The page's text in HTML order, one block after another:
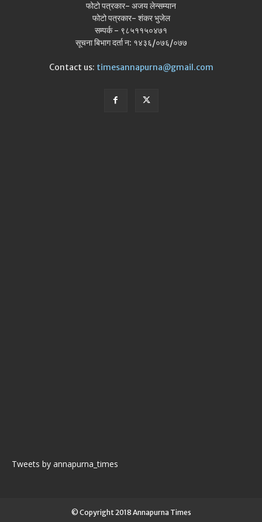
फोटो पत्रकार- अजय लेन्सम्यान
फोटो पत्रकार- शंकर भुजेल
सम्पर्क - ९८५११५०४७१
सूचना बिभाग दर्ता न: १४३६/०७६/०७७
Contact us: timesannapurna@gmail.com
Tweets by annapurna_times
© Copyright 2018 Annapurna Times